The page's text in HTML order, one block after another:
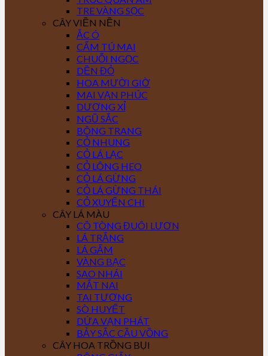
TRE VÀNG SỌC
CÂY VIỀN NỀN
ẮC Ó
CẨM TÚ MAI
CHUỖI NGỌC
DỀN ĐỎ
HOA MƯỜI GIỜ
MAI VẠN PHÚC
DƯƠNG XỈ
NGŨ SẮC
BÔNG TRANG
CỎ NHUNG
CỎ LÁ LẠC
CỎ LÔNG HEO
CỎ LÁ GỪNG
CỎ LÁ GỪNG THÁI
CỎ XUYẾN CHI
CÂY LÁ MÀU
CÔ TÒNG ĐUÔI LƯƠN
LÁ TRẮNG
LÁ GẤM
VÀNG BẠC
SAO NHÁI
MẮT NAI
TAI TƯỢNG
SÒ HUYẾT
DỨA VẠN PHÁT
BẢY SẮC CẦU VỒNG
CÂY HOA TRỒNG BỤI